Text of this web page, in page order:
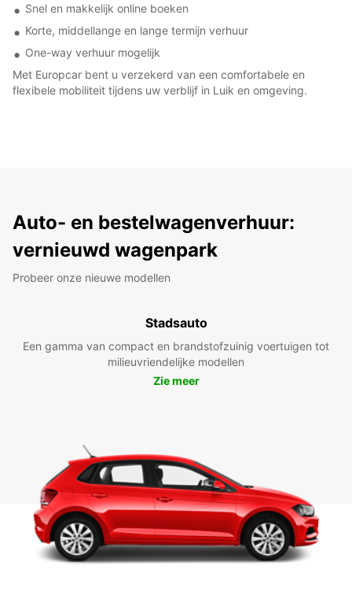
Snel en makkelijk online boeken
Korte, middellange en lange termijn verhuur
One-way verhuur mogelijk
Met Europcar bent u verzekerd van een comfortabele en
flexibele mobiliteit tijdens uw verblijf in Luik en omgeving.
Auto- en bestelwagenverhuur:
vernieuwd wagenpark
Probeer onze nieuwe modellen
Stadsauto
Een gamma van compact en brandstofzuinig voertuigen tot
milieuvriendelijke modellen
Zie meer